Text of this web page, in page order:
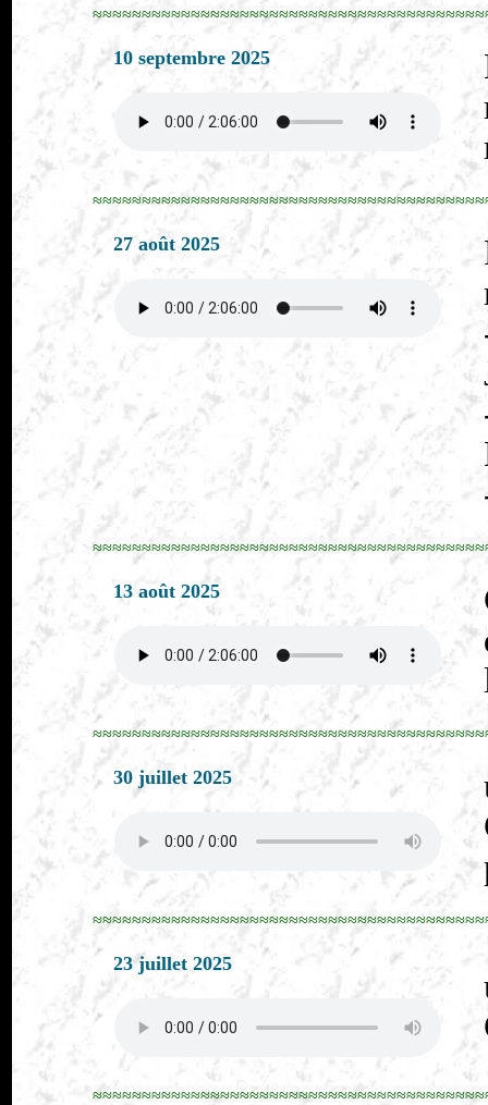
10 septembre 2025
27 août 2025
13 août 2025
30 juillet 2025
23 juillet 2025